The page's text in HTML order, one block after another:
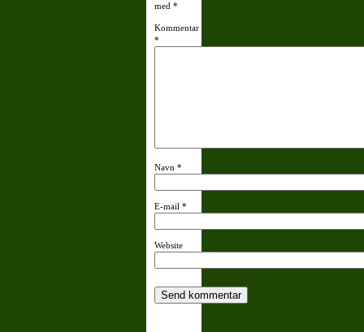
med *
Kommentar
*
Navn *
E-mail *
Website